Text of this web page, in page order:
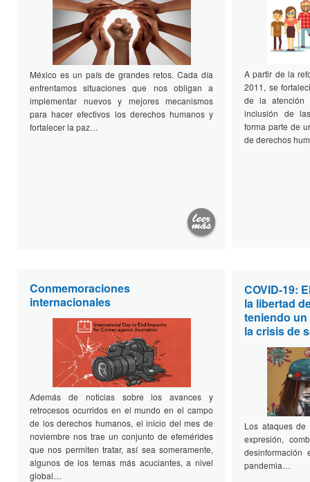
México es un país de grandes retos. Cada día
enfrentamos situaciones que nos obligan a
implementar nuevos y mejores mecanismos
para hacer efectivos los derechos humanos y
fortalecer la paz…
A partir de la
2011, se
de la atención
inclusión de
forma parte de
de derechos
Conmemoraciones
internacionales
Además de noticias sobre los avances y
retrocesos ocurridos en el mundo en el campo
de los derechos humanos, el inicio del mes de
noviembre nos trae un conjunto de efemérides
que nos permiten tratar, así sea someramente,
algunos de los temas más acuciantes, a nivel
global…
COVID-19:
la libertad
teniendo
la crisis de
Los ataques
expresión,
pandemia…